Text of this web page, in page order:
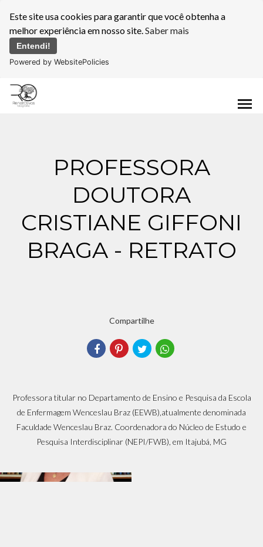
Este site usa cookies para garantir que você obtenha a
melhor experiência em nosso site.Saber mais
Entendi!
Powered by WebsitePolicies
menu
PROFESSORA
DOUTORA
CRISTIANE GIFFONI
BRAGA - RETRATO
Compartilhe
Professora titular no Departamento de Ensino e Pesquisa da Escola
de Enfermagem Wenceslau Braz (EEWB),atualmente denominada
Faculdade Wenceslau Braz. Coordenadora do Núcleo de Estudo e
Pesquisa Interdisciplinar (NEPI/FWB), em Itajubá, MG